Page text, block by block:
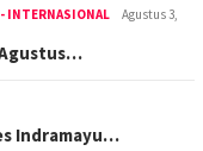
INTERNASIONAL
Agustus 3,
Indramayu…